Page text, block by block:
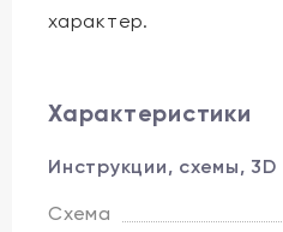
характер.
Характеристики
Инструкции, схемы,
Схема